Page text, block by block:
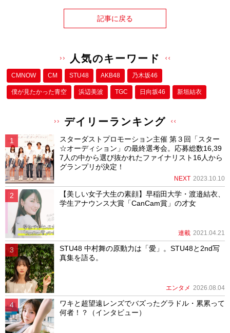
記事に戻る
人気のキーワード
CMNOW CM STU48 AKB48 乃木坂46
僕が⾒たかった⻘空 浜辺美波 TGC 日向坂46 新垣結衣
デイリーランキング
スターダストプロモーション主催 第３回「スター
☆オーディション」の最終選考会。応募総数16,39
7人の中から選び抜かれたファイナリスト16人から
グランプリが決定！
NEXT 2023.10.10
【美しい女子大生の素顔】早稲田大学・渡邉結衣、
学生アナウンス大賞「CanCam賞」の才女
連載 2021.04.21
STU48 中村舞の原動力は「愛」。STU48と2nd写
真集を語る。
エンタメ 2026.08.04
ワキと超望遠レンズでバズったグラドル・累累って
何者！？（インタビュー）